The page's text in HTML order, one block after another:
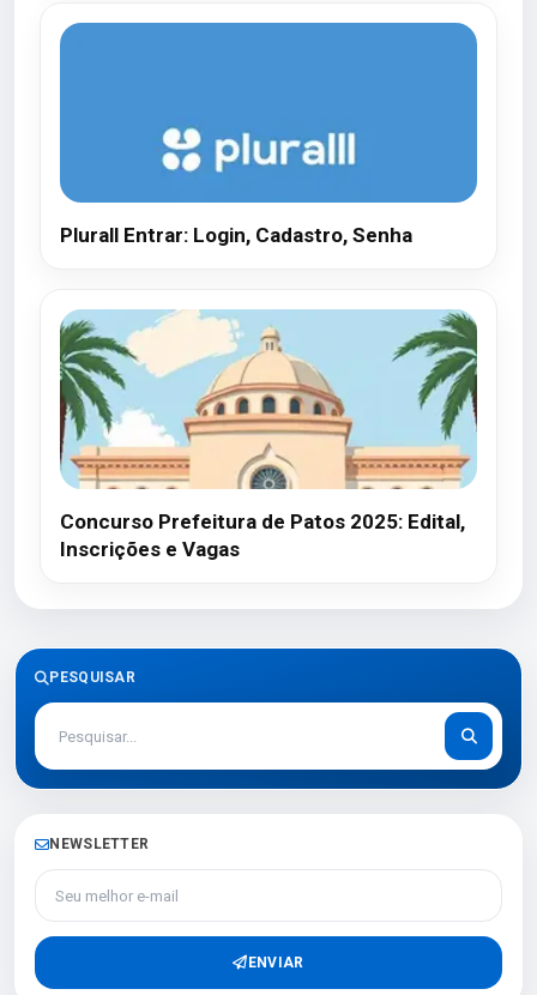
Plurall Entrar: Login, Cadastro, Senha
Concurso Prefeitura de Patos 2025: Edital,
Inscrições e Vagas
PESQUISAR
NEWSLETTER
Seu melhor e-mail
ENVIAR